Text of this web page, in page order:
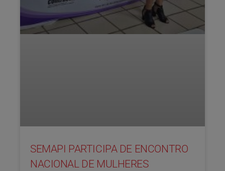
SEMAPI PARTICIPA DE ENCONTRO
NACIONAL DE MULHERES